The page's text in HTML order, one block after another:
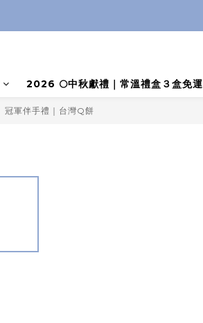
2026 🌕中秋獻禮｜常溫禮盒３盒免運
冠軍伴手禮｜台灣Q餅